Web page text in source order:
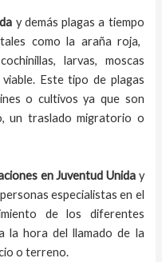
y demás plagas a tiempo
como la araña roja,
larvas, moscas
Este tipo de plagas
o cultivos ya que son
un traslado migratorio o
en Juventud Unida y
especialistas en el
de los diferentes
la hora del llamado de la
o terreno.